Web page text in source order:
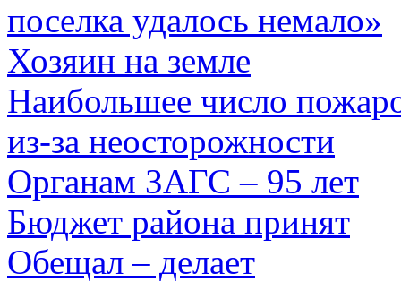
поселка удалось немало»
Хозяин на земле
Наибольшее число
из-за неосторожности
Органам ЗАГС – 95 лет
Бюджет района принят
Обещал – делает